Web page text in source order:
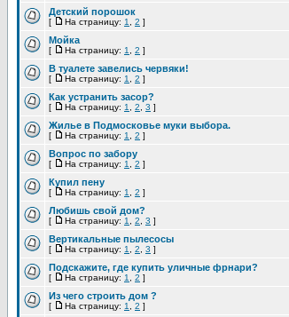
Детский порошок
[ На страницу: 1 2 ]
Мойка
[ На страницу: 1 2 ]
В туалете завелись червяки!
[ На страницу: 1 2 ]
Как устранить засор?
[ На страницу: 1 2 3 ]
Жилье в Подмосковье муки выбора.
[ На страницу: 1 2 ]
Вопрос по забору
[ На страницу: 1 2 ]
Купил пену
[ На страницу: 1 2 ]
Любишь свой дом?
[ На страницу: 1 2 3 ]
Вертикальные пылесосы
[ На страницу: 1 2 3 ]
Подскажите, где купить уличные фрнари?
[ На страницу: 1 2 ]
Из чего строить дом ?
[ На страницу: 1 2 ]